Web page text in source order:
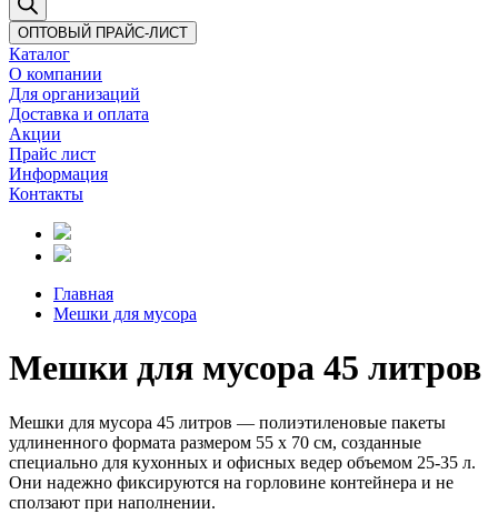
ОПТОВЫЙ ПРАЙС-ЛИСТ
Каталог
О компании
Для организаций
Доставка и оплата
Акции
Прайс лист
Информация
Контакты
Главная
Мешки для мусора
Мешки для мусора 45 литров
Мешки для мусора 45 литров — полиэтиленовые пакеты
удлиненного формата размером 55 х 70 см, созданные
специально для кухонных и офисных ведер объемом 25-35 л.
Они надежно фиксируются на горловине контейнера и не
сползают при наполнении.